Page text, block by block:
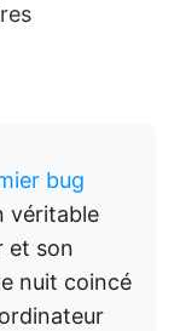
bug
véritable
et son
nuit coincé